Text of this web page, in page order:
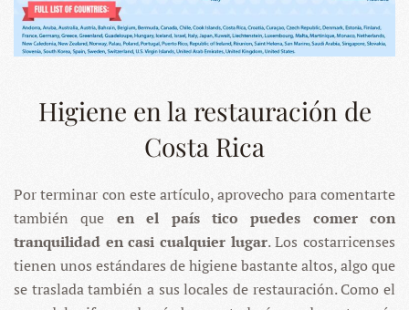
Higiene en la restauración de
Costa Rica
Por terminar con este artículo, aprovecho para comentarte
también que en el país tico puedes comer con
tranquilidad en casi cualquier lugar. Los costarricenses
tienen unos estándares de higiene bastante altos, algo que
se traslada también a sus locales de restauración. Como el